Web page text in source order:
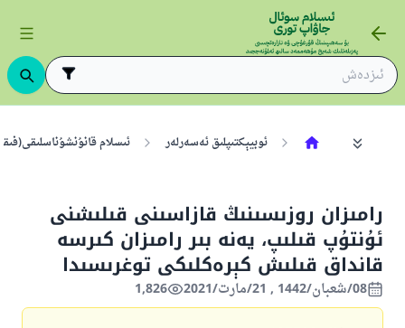
ئوبيېكتىپلىق ئەسەرلەر ئىسلام
رامىزان روزىسىنىڭ قازاسىنى قىلىشنى
ئۇنتۇپ قىلىپ، يەنە بىر رامىزان كىرسە
قانداق قىلىش كېرەكلىكى توغرىسىدا
08/شعبان/1442 , 21/مارت/2021 1,826